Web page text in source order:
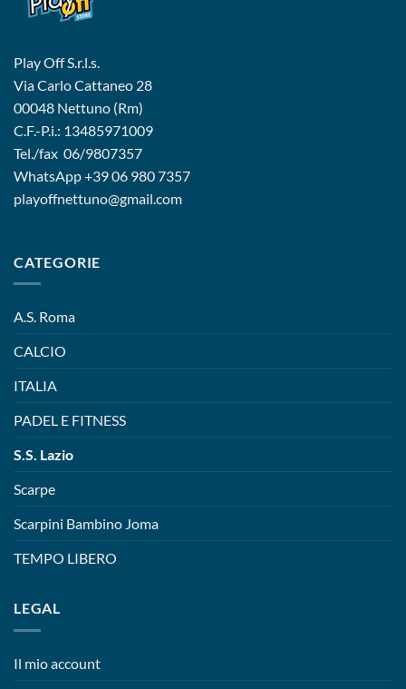
Play Off S.r.l.s.
Via Carlo Cattaneo 28
00048 Nettuno (Rm)
C.F.-P.i.: 13485971009
Tel./fax 06/9807357
WhatsApp+39 06 980 7357
playoffnettuno@gmail.com
CATEGORIE
A.S. Roma
CALCIO
ITALIA
PADEL E FITNESS
S.S. Lazio
Scarpe
Scarpini Bambino Joma
TEMPO LIBERO
LEGAL
Il mio account